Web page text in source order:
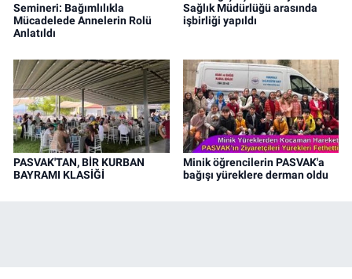
Semineri: Bağımlılıkla
Mücadelede Annelerin Rolü
Anlatıldı
Sağlık Müdürlüğü arasında
işbirliği yapıldı
PASVAK'TAN, BİR KURBAN
BAYRAMI KLASİĞİ
Minik öğrencilerin PASVAK'a
bağışı yüreklere derman oldu